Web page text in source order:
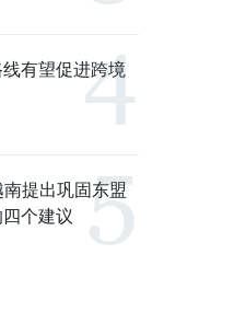
有望促进跨境
提出巩固东盟
个建议